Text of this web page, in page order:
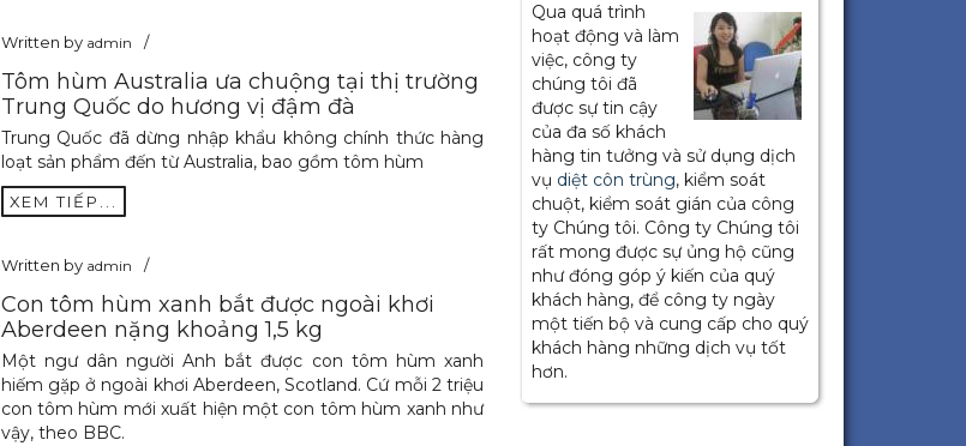
Written by admin
Tôm hùm Australia ưa chuộng tại thị trường
Trung Quốc do hương vị đậm đà
Trung Quốc đã dừng nhập khẩu không chính thức hàng
loạt sản phẩm đến từ Australia, bao gồm tôm hùm
XEM TIẾP...
Written by admin
Con tôm hùm xanh bắt được ngoài khơi
Aberdeen nặng khoảng 1,5 kg
Một ngư dân người Anh bắt được con tôm hùm xanh
hiếm gặp ở ngoài khơi Aberdeen, Scotland. Cứ mỗi 2 triệu
con tôm hùm mới xuất hiện một con tôm hùm xanh như
vậy, theo BBC.
Qua quá trình
hoạt động và làm
việc, công ty
chúng tôi đã
được sự tin cậy
của đa số khách
hàng tin tưởng và sử dụng dịch
vụ diệt côn trùng, kiểm soát
chuột, kiểm soát gián của công
ty Chúng tôi. Công ty Chúng tôi
rất mong được sự ủng hộ cũng
như đóng góp ý kiến của quý
khách hàng, để công ty ngày
một tiến bộ và cung cấp cho quý
khách hàng những dịch vụ tốt
hơn.